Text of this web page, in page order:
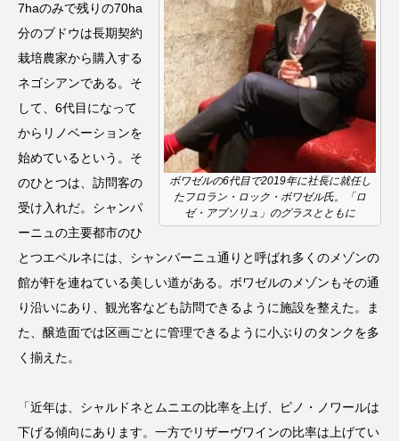
ボワゼルの6代目で2019年に社長に就任し
たフロラン・ロック・ボワゼル氏。「ロ
ゼ・アブソリュ」のグラスとともに
7haのみで残りの70ha
分のブドウは長期契約
栽培農家から購入する
ネゴシアンである。そ
して、6代目になって
からリノベーションを
始めているという。そ
のひとつは、訪問客の
受け入れだ。シャンパ
ーニュの主要都市のひ
とつエペルネには、シャンパーニュ通りと呼ばれ多くのメゾンの
館が軒を連ねている美しい道がある。ボワゼルのメゾンもその通
り沿いにあり、観光客なども訪問できるように施設を整えた。ま
た、醸造面では区画ごとに管理できるように小ぶりのタンクを多
く揃えた。
「近年は、シャルドネとムニエの比率を上げ、ピノ・ノワールは
下げる傾向にあります。一方でリザーヴワインの比率は上げてい